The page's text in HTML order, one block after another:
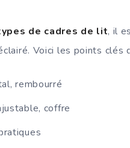
de cadres de lit, il
Voici les points clés
rembourré
coffre